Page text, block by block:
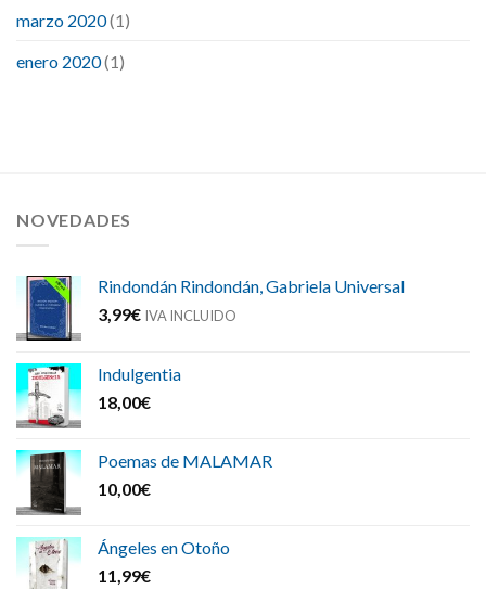
marzo 2020(1)
enero 2020(1)
NOVEDADES
Rindondán Rindondán, Gabriela Universal
3,99€ IVA INCLUIDO
Indulgentia
18,00€
Poemas de MALAMAR
10,00€
Ángeles en Otoño
11,99€